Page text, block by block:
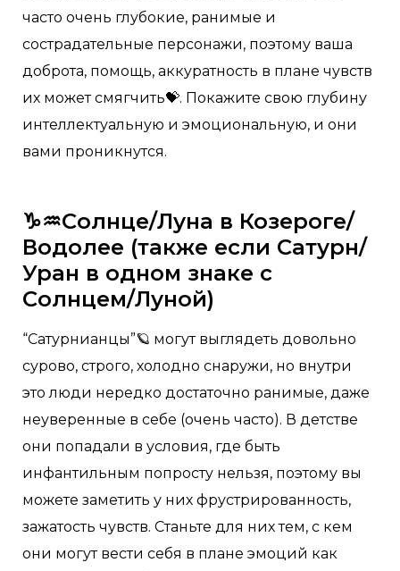
часто очень глубокие, ранимые и
сострадательные персонажи, поэтому ваша
доброта, помощь, аккуратность в плане чувств
их может смягчить💝. Покажите свою глубину
интеллектуальную и эмоциональную, и они
вами проникнутся.
♑♒Солнце/Луна в Козероге/
Водолее (также если Сатурн/
Уран в одном знаке с
Солнцем/Луной)
“Сатурнианцы”🪐 могут выглядеть довольно
сурово, строго, холодно снаружи, но внутри
это люди нередко достаточно ранимые, даже
неуверенные в себе (очень часто). В детстве
они попадали в условия, где быть
инфантильным попросту нельзя, поэтому вы
можете заметить у них фрустрированность,
зажатость чувств. Станьте для них тем, с кем
они могут вести себя в плане эмоций как